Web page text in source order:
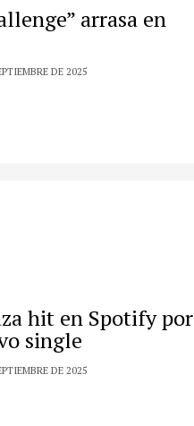
arrasa en
DE 2025
hit en Spotify por
single
DE 2025